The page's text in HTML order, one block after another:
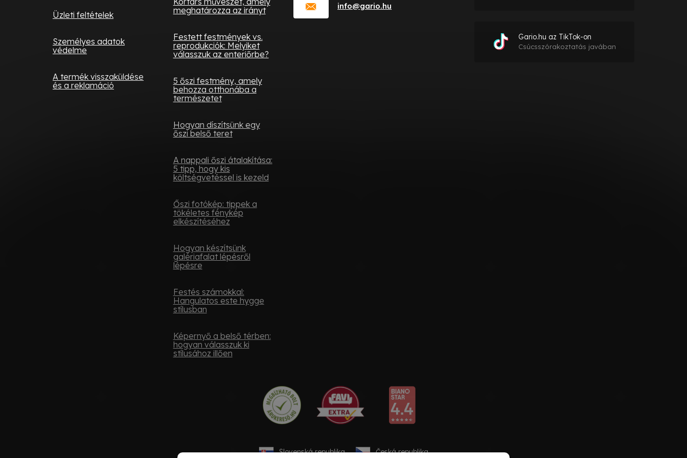
Üzleti feltételek
Személyes adatok
védelme
A termék visszaküldése
és a reklamáció
meghatározza az irányt
Festett festmények vs.
reprodukciók: Melyiket
válasszuk az enteriőrbe?
5 őszi festmény, amely
behozza otthonába a
természetet
Hogyan díszítsünk egy
őszi belső teret
A nappali őszi átalakítása:
5 tipp, hogy kis
költségvetéssel is kezeld
Őszi fotókép: tippek a
tökéletes fénykép
elkészítéséhez
Hogyan készítsünk
galériafalat lépésről
lépésre
Festés számokkal:
Hangulatos este hygge
stílusban
Képernyő a belső térben:
hogyan válasszuk ki
stílusához illően
info@gario.hu
Gario.hu az TikTok-on
Csúcsszórakoztatás javában
Slovenská republika Česká republika